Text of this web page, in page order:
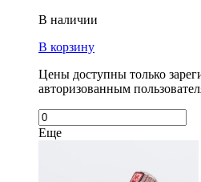
В наличии
В корзину
Цены доступны только
авторизованным
Еще